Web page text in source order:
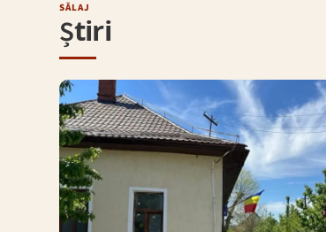
SĂLAJ
Știri